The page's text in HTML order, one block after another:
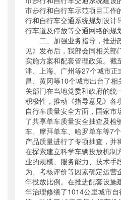
市步行和自行车示范项目工作
行和自行车交通系统规划设计
行车道及停放等交通网络的规
二、加强业务指导，推进
见》发布后，我部会同相关部
实施方案和配套管理政策。截
津、上海、广州等27个城市
昌、黄冈等10个城市出台了
关部门在当地党委和政府的统
积极性，推动《指导意见》各
自行车质量安全方面，国家市
了共享单车质量安全抽查及检
车、摩拜单车、哈罗单车等7
产品质量进行了专项抽查，并
在探索建立科学车辆投放机制
业的规模、服务能力、技术手
为、考核评价等因素确定运营
年投放比例。在推进配套设施
年治理修缮了1014公里城市